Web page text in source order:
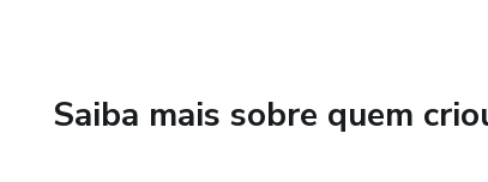
Saiba mais sobre quem